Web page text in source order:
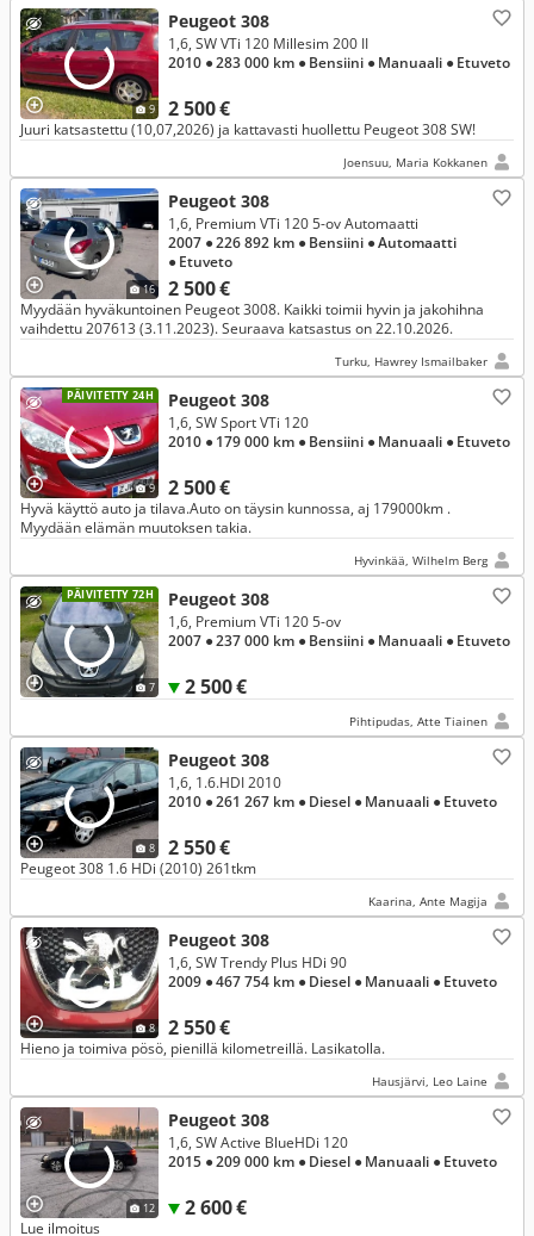
9
Peugeot 308
2 500 €
1,6, SW VTi 120 Millesim 200 II
2010 ● 283 000 km ● Bensiini ● Manuaali ● Etuveto
Juuri katsastettu (10,07,2026) ja kattavasti huollettu Peugeot 308 SW!
Joensuu, Maria Kokkanen
16
Peugeot 308
2 500 €
1,6, Premium VTi 120 5-ov Automaatti
2007 ● 226 892 km ● Bensiini ● Automaatti
● Etuveto
Myydään hyväkuntoinen Peugeot 3008. Kaikki toimii hyvin ja jakohihna
vaihdettu 207613 (3.11.2023). Seuraava katsastus on 22.10.2026.
Turku, Hawrey Ismailbaker
PÄIVITETTY 24H
9
Peugeot 308
2 500 €
1,6, SW Sport VTi 120
2010 ● 179 000 km ● Bensiini ● Manuaali ● Etuveto
Hyvä käyttö auto ja tilava.Auto on täysin kunnossa, aj 179000km .
Myydään elämän muutoksen takia.
Hyvinkää, Wilhelm Berg
PÄIVITETTY 72H
7
Peugeot 308
2 500 €
1,6, Premium VTi 120 5-ov
2007 ● 237 000 km ● Bensiini ● Manuaali ● Etuveto
Pihtipudas, Atte Tiainen
8
Peugeot 308
2 550 €
1,6, 1.6.HDI 2010
2010 ● 261 267 km ● Diesel ● Manuaali ● Etuveto
Peugeot 308 1.6 HDi (2010) 261tkm
Kaarina, Ante Magija
8
Peugeot 308
2 550 €
1,6, SW Trendy Plus HDi 90
2009 ● 467 754 km ● Diesel ● Manuaali ● Etuveto
Hieno ja toimiva pösö, pienillä kilometreillä. Lasikatolla.
Hausjärvi, Leo Laine
12
Peugeot 308
2 600 €
1,6, SW Active BlueHDi 120
2015 ● 209 000 km ● Diesel ● Manuaali ● Etuveto
Lue ilmoitus